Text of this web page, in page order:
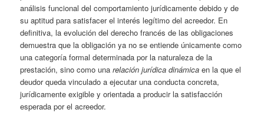
análisis funcional del comportamiento jurídicamente debido y de
su aptitud para satisfacer el interés legítimo del acreedor. En
definitiva, la evolución del derecho francés de las obligaciones
demuestra que la obligación ya no se entiende únicamente como
una categoría formal determinada por la naturaleza de la
prestación, sino como unarelación jurídica dinámica en la que el
deudor queda vinculado a ejecutar una conducta concreta,
jurídicamente exigible y orientada a producir la satisfacción
esperada por el acreedor.